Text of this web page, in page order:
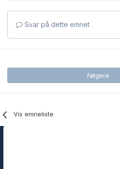
Svar på dette emnet
Følgere
Vis emneliste